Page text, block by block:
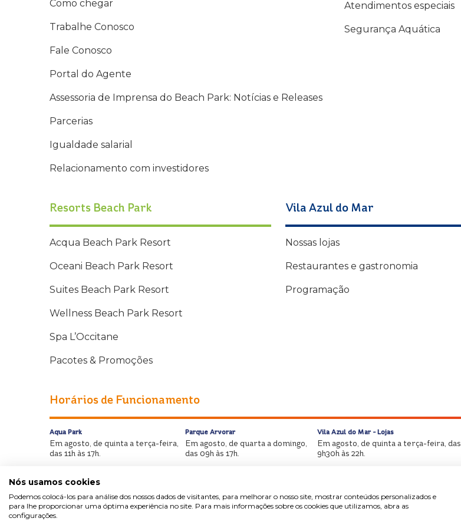
Como chegar
Trabalhe Conosco
Fale Conosco
Portal do Agente
Assessoria de Imprensa do Beach Park: Notícias e Releases
Parcerias
Igualdade salarial
Relacionamento com investidores
Atendimentos especiais
Segurança Aquática
Resorts Beach Park
Acqua Beach Park Resort
Oceani Beach Park Resort
Suites Beach Park Resort
Wellness Beach Park Resort
Spa L’Occitane
Pacotes & Promoções
Vila Azul do Mar
Nossas lojas
Restaurantes e gastronomia
Programação
Horários de Funcionamento
Aqua Park
Em agosto, de quinta a terça-feira,
das 11h às 17h.
Parque Arvorar
Em agosto, de quarta a domingo,
das 09h às 17h.
Vila Azul do Mar - Lojas
Em agosto, de quinta a terça-feira, das
9h30h às 22h.
Nós usamos cookies
Podemos colocá-los para análise dos nossos dados de visitantes, para melhorar o nosso site, mostrar conteúdos personalizados e
para lhe proporcionar uma óptima experiência no site. Para mais informações sobre os cookies que utilizamos, abra as
configurações.